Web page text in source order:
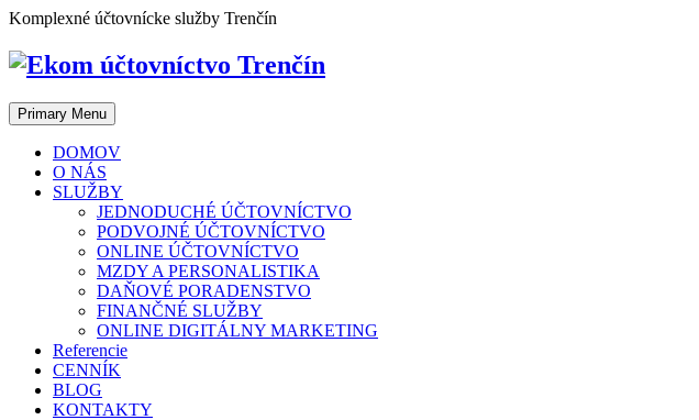
Skip
content
Komplexné účtovnícke služby Trenčín
Primary Menu
DOMOV
O NÁS
SLUŽBY
JEDNODUCHÉ ÚČTOVNÍCTVO
PODVOJNÉ ÚČTOVNÍCTVO
ONLINE ÚČTOVNÍCTVO
MZDY A PERSONALISTIKA
DAŇOVÉ PORADENSTVO
FINANČNÉ SLUŽBY
ONLINE DIGITÁLNY MARKETING
Referencie
CENNÍK
BLOG
KONTAKTY